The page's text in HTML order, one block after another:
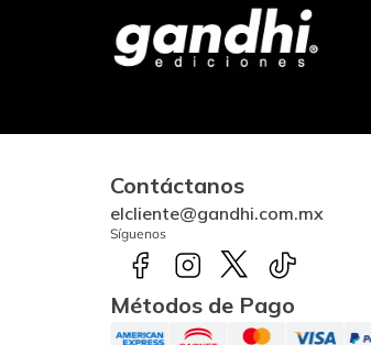
Contáctanos
elcliente@gandhi.com.mx
Síguenos
Métodos de Pago